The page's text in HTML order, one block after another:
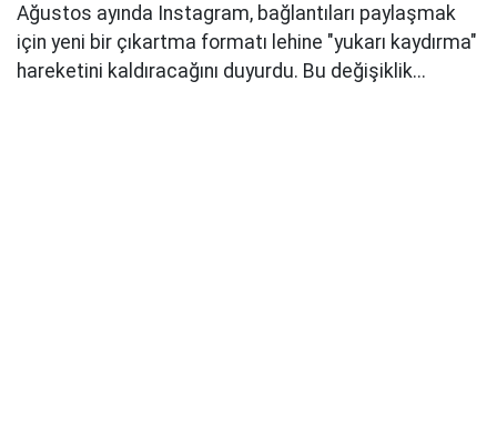
Ağustos ayında Instagram, bağlantıları paylaşmak
için yeni bir çıkartma formatı lehine "yukarı kaydırma"
hareketini kaldıracağını duyurdu. Bu değişiklik...